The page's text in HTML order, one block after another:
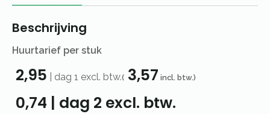
Beschrijving
Huurtarief per stuk
2,95 dag 1 excl. btw.( 3,57 incl. btw.)
0,74 | dag 2 excl. btw.